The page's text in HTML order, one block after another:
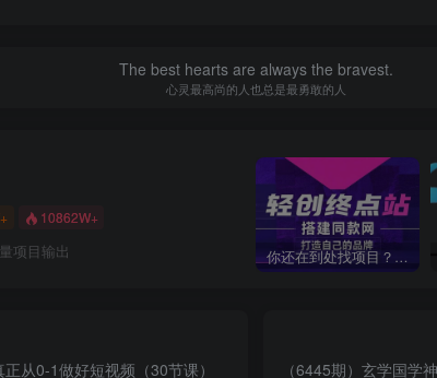
The best hearts are always the bravest.
心灵最高尚的人也总是最勇敢的人
10862W+
项目输出 你还在到处找项目？还在当韭菜？我靠卖项目一个月收入5万+，曾经我也是个失败者。
从0-1做好短视频（30节课）
（6445期）玄学国学